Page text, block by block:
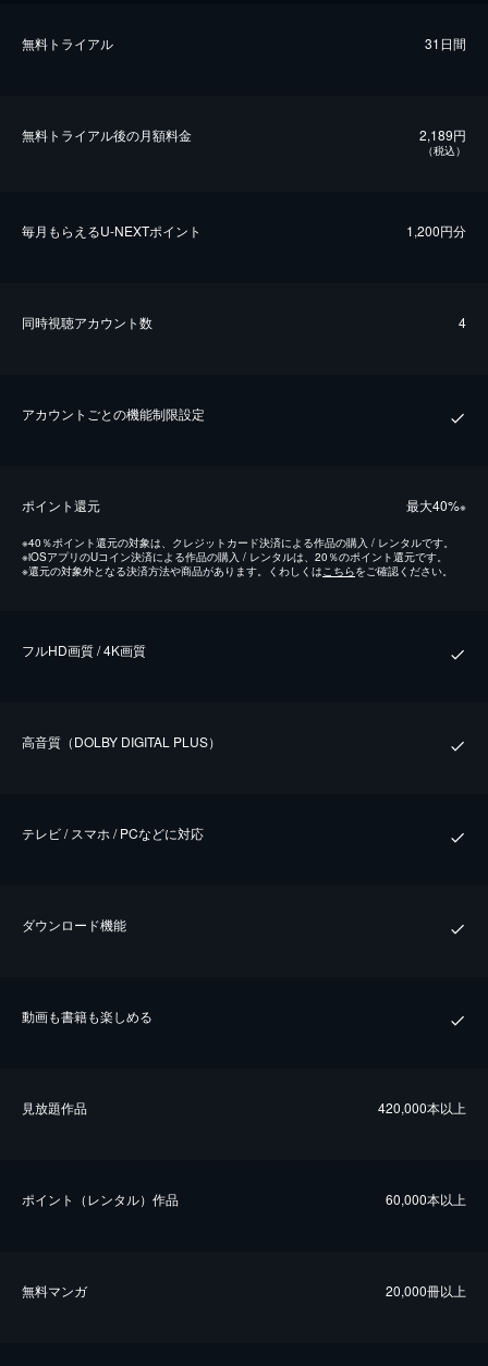
無料トライアル 31日間
無料トライアル後の⽉額料金 2,189円
（税込）
毎⽉もらえるU-NEXTポイント 1,200円分
同時視聴アカウント数 4
アカウントごとの機能制限設定
ポイント還元 最⼤40%※
※40％ポイント還元の対象は、クレジットカード決済による作品の購入 / レンタルです。
※iOSアプリのUコイン決済による作品の購入 / レンタルは、20％のポイント還元です。
※還元の対象外となる決済方法や商品があります。くわしくは こちらをご確認ください。
フルHD画質 / 4K画質
⾼⾳質（DOLBY DIGITAL PLUS）
テレビ / スマホ / PCなどに対応
ダウンロード機能
動画も書籍も楽しめる
⾒放題作品 420,000本以上
ポイント（レンタル）作品 60,000本以上
無料マンガ 20,000冊以上